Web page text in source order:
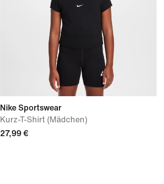
Nike Sportswear
Kurz-T-Shirt (Mädchen)
27,99 €